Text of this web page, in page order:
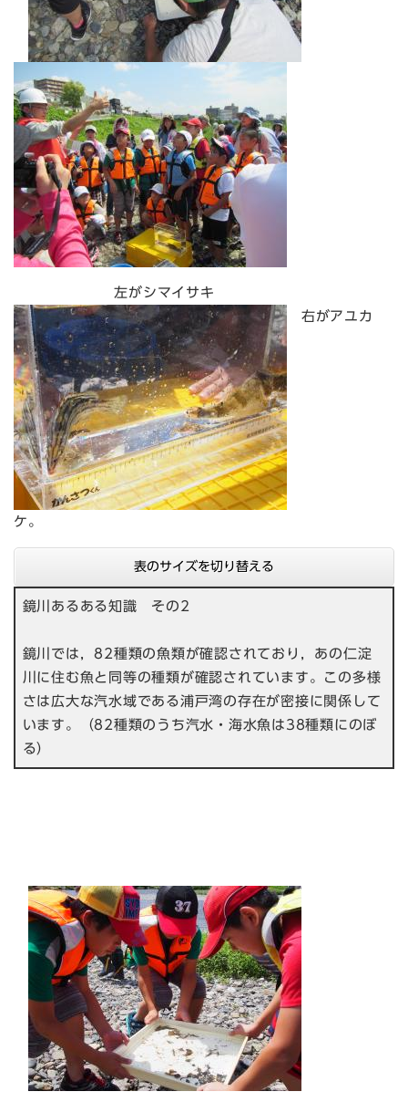
左がシマイサキ
右がアユカ
ケ。
表のサイズを切り替える
鏡川あるある知識 その2
鏡川では，82種類の魚類が確認されており，あの仁淀
川に住む魚と同等の種類が確認されています。この多様
さは広大な汽水域である浦戸湾の存在が密接に関係して
います。（82種類のうち汽水・海水魚は38種類にのぼ
る）